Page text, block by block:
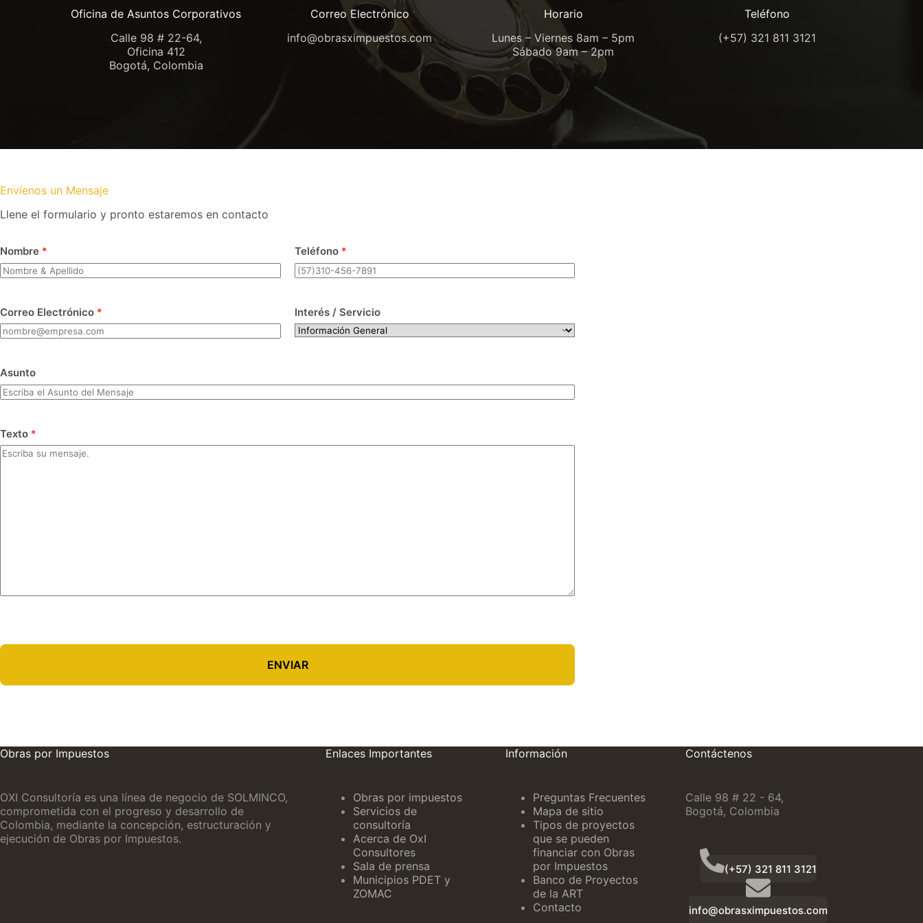
Oficina de Asuntos Corporativos
Calle 98 # 22-64,
Oficina 412
Bogotá, Colombia
Correo Electrónico
info@obrasximpuestos.com
Horario
Lunes – Viernes 8am – 5pm
Sábado 9am – 2pm
Teléfono
(+57) 321 811 3121
Envíenos un Mensaje
Llene el formulario y pronto estaremos en contacto
Nombre * Teléfono *
Correo Electrónico * Interés / Servicio
Asunto
Texto *
ENVIAR
Obras por Impuestos
OXI Consultoría es una línea de negocio de SOLMINCO,
comprometida con el progreso y desarrollo de
Colombia, mediante la concepción, estructuración y
ejecución de Obras por Impuestos.
Enlaces Importantes
Obras por impuestos
Servicios de
consultoría
Acerca de OxI
Consultores
Sala de prensa
Municipios PDET y
ZOMAC
Información
Preguntas Frecuentes
Mapa de sitio
Tipos de proyectos
que se pueden
financiar con Obras
por Impuestos
Banco de Proyectos
de la ART
Contacto
Contáctenos
Calle 98 # 22 - 64,
Bogotá, Colombia
(+57) 321 811 3121
info@obrasximpuestos.com